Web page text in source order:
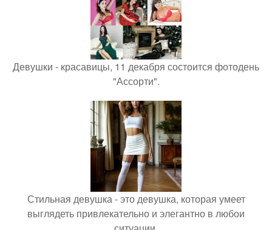
Девушки - красавицы, 11 декабря состоится фотодень
"Ассорти".
Стильная девушка - это девушка, которая умеет
выглядеть привлекательно и элегантно в любои